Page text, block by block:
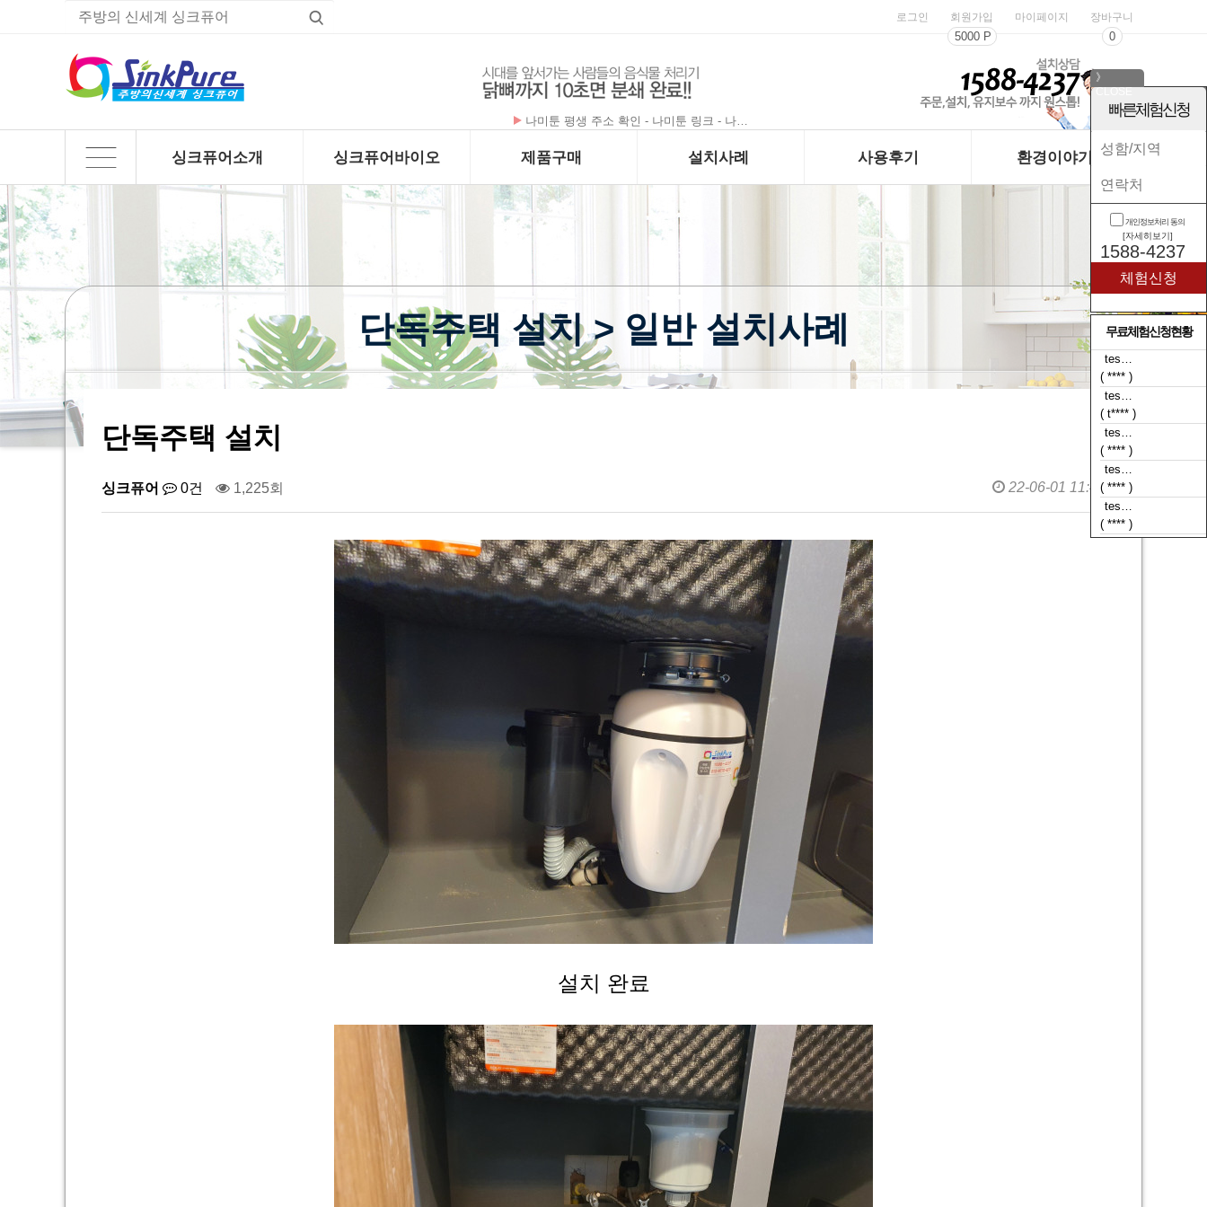
로그인 회원가입
5000 P
마이페이지 장바구니
0
나미툰 평생 주소 확인 - 나미툰 링크 - 나…
채팅앱순위 정보 검색의 혁명! 이제 더 이상 …
싱크퓨어소개 싱크퓨어바이오
제품구매
하위분류
설치사례
하위분류
사용후기 환경이야기
단독주택 설치 > 일반 설치사례
단독주택 설치
싱크퓨어 0건 1,225회 22-06-01 11:47
설치 완료
》
빠른체험신청
개인정보처리 동의
[자세히보기]
1588-4237
무료체험신청현황
tes…
( t**** )
tes…
( **** )
tes…
( **** )
tes…
( **** )
tes…
( **** )